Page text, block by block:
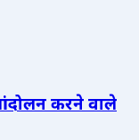
करने वाले